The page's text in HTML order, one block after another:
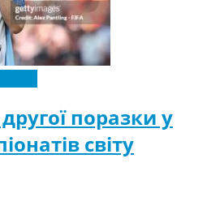
поразки у
світу